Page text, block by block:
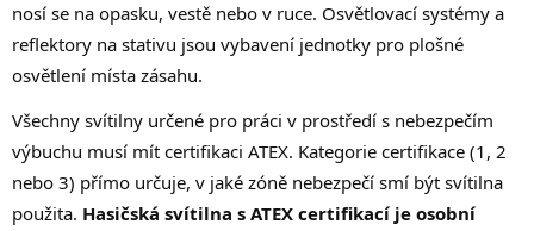
nosí se na opasku, vestě nebo v ruce. Osvětlovací systémy a
reflektory na stativu jsou vybavení jednotky pro plošné
osvětlení místa zásahu.
Všechny svítilny určené pro práci v prostředí s nebezpečím
výbuchu musí mít certifikaci ATEX. Kategorie certifikace (1, 2
nebo 3) přímo určuje, v jaké zóně nebezpečí smí být svítilna
použita. Hasičská svítilna s ATEX certifikací je osobní